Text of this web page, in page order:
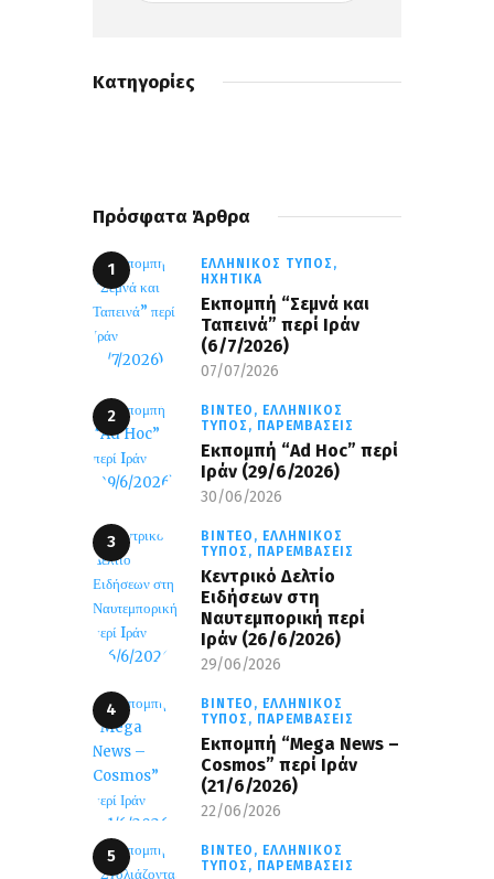
Κατηγορίες
Πρόσφατα Άρθρα
ΕΛΛΗΝΙΚΌΣ ΤΎΠΟΣ,
ΗΧΗΤΙΚΆ
Εκπομπή “Σεμνά και
Ταπεινά” περί Ιράν
(6/7/2026)
07/07/2026
ΒΊΝΤΕΟ, ΕΛΛΗΝΙΚΌΣ
ΤΎΠΟΣ, ΠΑΡΕΜΒΆΣΕΙΣ
Εκπομπή “Ad Hoc” περί
Iράν (29/6/2026)
30/06/2026
ΒΊΝΤΕΟ, ΕΛΛΗΝΙΚΌΣ
ΤΎΠΟΣ, ΠΑΡΕΜΒΆΣΕΙΣ
Κεντρικό Δελτίο
Ειδήσεων στη
Ναυτεμπορική περί
Iράν (26/6/2026)
29/06/2026
ΒΊΝΤΕΟ, ΕΛΛΗΝΙΚΌΣ
ΤΎΠΟΣ, ΠΑΡΕΜΒΆΣΕΙΣ
Eκπομπή “Mega News –
Cosmos” περί Ιράν
(21/6/2026)
22/06/2026
ΒΊΝΤΕΟ, ΕΛΛΗΝΙΚΌΣ
ΤΎΠΟΣ, ΠΑΡΕΜΒΆΣΕΙΣ